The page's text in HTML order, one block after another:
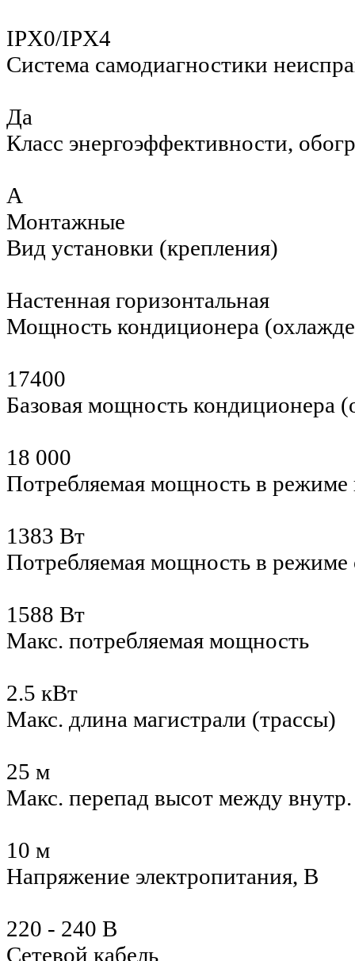
IPX0/IPX4
Система самодиагностики
Да
Класс энергоэффективности,
A
Монтажные
Вид установки (крепления)
Настенная горизонтальная
Мощность кондиционера
17400
Базовая мощность кондиционера
18 000
Потребляемая мощность в режиме
1383 Вт
Потребляемая мощность в режиме
1588 Вт
Макс. потребляемая мощность
2.5 кВт
Макс. длина магистрали (трассы)
25 м
Макс. перепад высот между
10 м
Напряжение электропитания, В
220 - 240 В
Сетевой кабель